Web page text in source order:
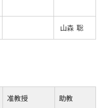
山森 聡
准教授 助教